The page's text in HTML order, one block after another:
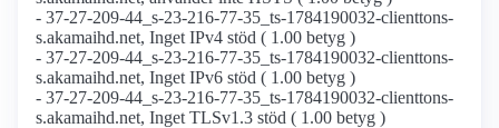
- 37-27-209-44_s-23-216-77-35_ts-1784190032-clienttons-
s.akamaihd.net, Inget IPv4 stöd ( 1.00 betyg )
- 37-27-209-44_s-23-216-77-35_ts-1784190032-clienttons-
s.akamaihd.net, Inget IPv6 stöd ( 1.00 betyg )
- 37-27-209-44_s-23-216-77-35_ts-1784190032-clienttons-
s.akamaihd.net, Inget TLSv1.3 stöd ( 1.00 betyg )